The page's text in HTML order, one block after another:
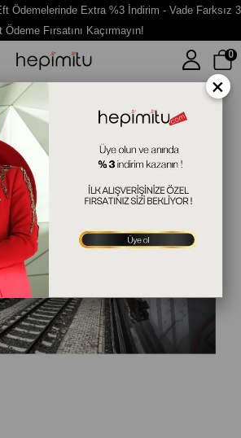
Ödemelerinde Extra %3 İndirim - Vade Farksız 3
Ödeme Fırsatını Kaçırmayın!
0
×